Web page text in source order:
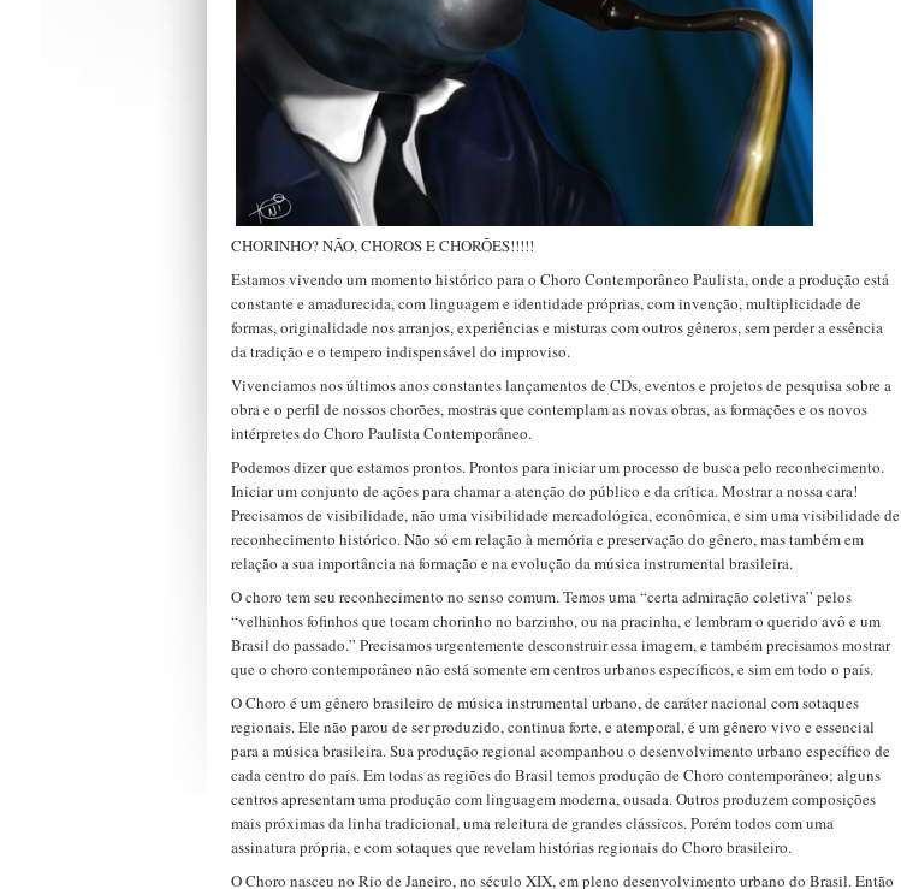
CHORINHO? NÃO, CHOROS E CHORÕES!!!!!
Estamos vivendo um momento histórico para o Choro Contemporâneo Paulista, onde a produção está
constante e amadurecida, com linguagem e identidade próprias, com invenção, multiplicidade de
formas, originalidade nos arranjos, experiências e misturas com outros gêneros, sem perder a essência
da tradição e o tempero indispensável do improviso.
Vivenciamos nos últimos anos constantes lançamentos de CDs, eventos e projetos de pesquisa sobre a
obra e o perfil de nossos chorões, mostras que contemplam as novas obras, as formações e os novos
intérpretes do Choro Paulista Contemporâneo.
Podemos dizer que estamos prontos. Prontos para iniciar um processo de busca pelo reconhecimento.
Iniciar um conjunto de ações para chamar a atenção do público e da crítica. Mostrar a nossa cara!
Precisamos de visibilidade, não uma visibilidade mercadológica, econômica, e sim uma visibilidade de
reconhecimento histórico. Não só em relação à memória e preservação do gênero, mas também em
relação a sua importância na formação e na evolução da música instrumental brasileira.
O choro tem seu reconhecimento no senso comum. Temos uma “certa admiração coletiva” pelos
“velhinhos fofinhos que tocam chorinho no barzinho, ou na pracinha, e lembram o querido avô e um
Brasil do passado.” Precisamos urgentemente desconstruir essa imagem, e também precisamos mostrar
que o choro contemporâneo não está somente em centros urbanos específicos, e sim em todo o país.
O Choro é um gênero brasileiro de música instrumental urbano, de caráter nacional com sotaques
regionais. Ele não parou de ser produzido, continua forte, e atemporal, é um gênero vivo e essencial
para a música brasileira. Sua produção regional acompanhou o desenvolvimento urbano específico de
cada centro do país. Em todas as regiões do Brasil temos produção de Choro contemporâneo; alguns
centros apresentam uma produção com linguagem moderna, ousada. Outros produzem composições
mais próximas da linha tradicional, uma releitura de grandes clássicos. Porém todos com uma
assinatura própria, e com sotaques que revelam histórias regionais do Choro brasileiro.
O Choro nasceu no Rio de Janeiro, no século XIX, em pleno desenvolvimento urbano do Brasil. Então